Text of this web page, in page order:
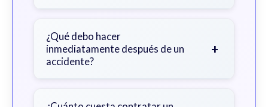
con excepciones. Consulte para
obtener orientación específica.
¿Qué debo hacer
inmediatamente después de un
accidente?
+
documente la escena, no admita